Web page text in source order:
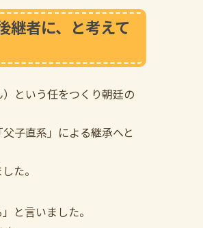
継者に、と考えて
という任をつくり朝廷の
子直系」による継承へと
た。
と言いました。